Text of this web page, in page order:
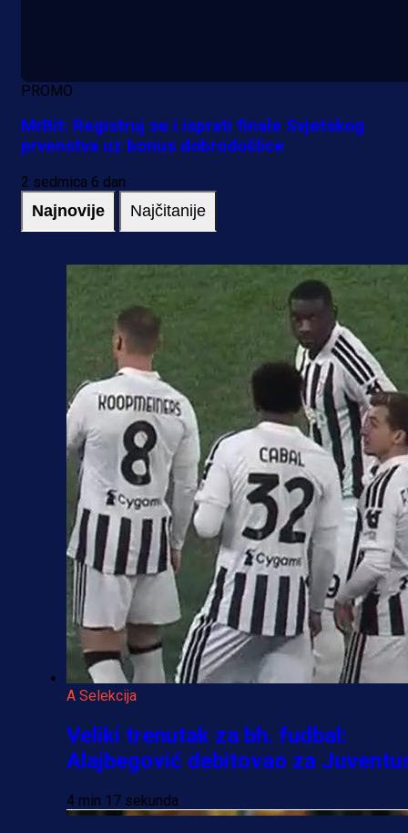
PROMO
MrBit: Registruj se i isprati finale Svjetskog
prvenstva uz bonus dobrodošlice
2 sedmica 6 dan
Najnovije Najčitanije
A Selekcija
Veliki trenutak za bh. fudbal:
Alajbegović debitovao za
4 min 17 sekunda